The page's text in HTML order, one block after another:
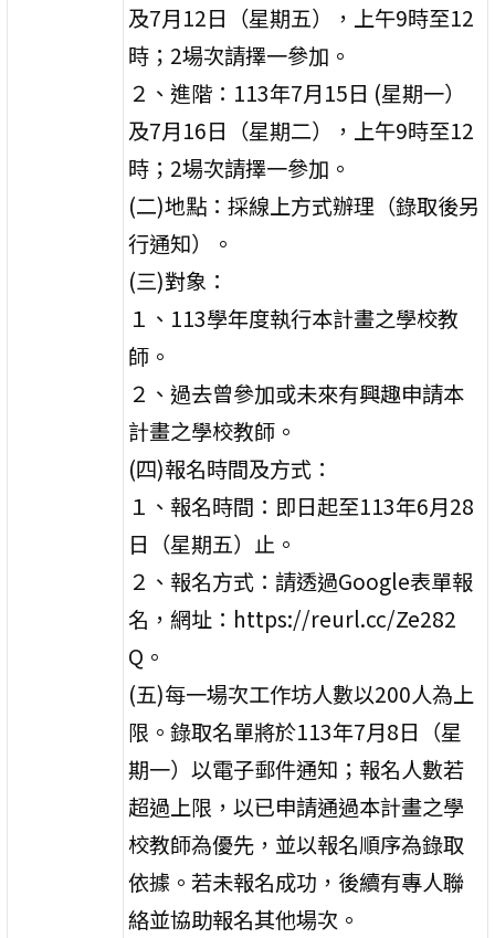
及7月12日（星期五），上午9時至12
時；2場次請擇一參加。
２、進階：113年7月15日 (星期一）
及7月16日（星期二），上午9時至12
時；2場次請擇一參加。
(二)地點：採線上方式辦理（錄取後另
行通知）。
(三)對象：
１、113學年度執行本計畫之學校教
師。
２、過去曾參加或未來有興趣申請本
計畫之學校教師。
(四)報名時間及方式：
１、報名時間：即日起至113年6月28
日（星期五）止。
２、報名方式：請透過Google表單報
名，網址：https://reurl.cc/Ze282
Q。
(五)每一場次工作坊人數以200人為上
限。錄取名單將於113年7月8日（星
期一）以電子郵件通知；報名人數若
超過上限，以已申請通過本計畫之學
校教師為優先，並以報名順序為錄取
依據。若未報名成功，後續有專人聯
絡並協助報名其他場次。